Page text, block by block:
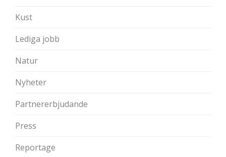
Kust
Lediga jobb
Natur
Nyheter
Partnererbjudande
Press
Reportage